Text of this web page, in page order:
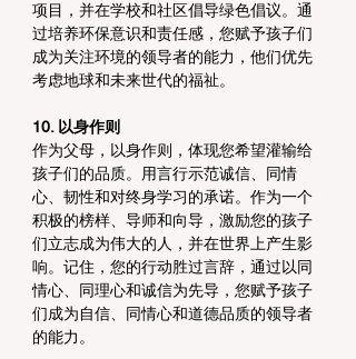
项目，并在学校和社区倡导绿色倡议。通
过培养环保意识和责任感，您赋予孩子们
成为关注环境的领导者的能力，他们优先
考虑地球和未来世代的福祉。
10. 以身作则
作为父母，以身作则，体现您希望灌输给
孩子们的品质。用言行示范诚信、同情
心、韧性和对终身学习的承诺。作为一个
积极的榜样、导师和向导，激励您的孩子
们立志成为伟大的人，并在世界上产生影
响。记住，您的行动胜过言辞，通过以同
情心、同理心和诚信为先导，您赋予孩子
们成为自信、同情心和道德品质的领导者
的能力。